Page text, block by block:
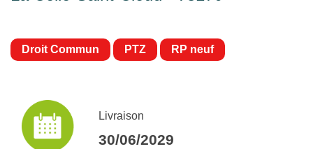
Droit Commun PTZ RP neuf
Livraison
30/06/2029